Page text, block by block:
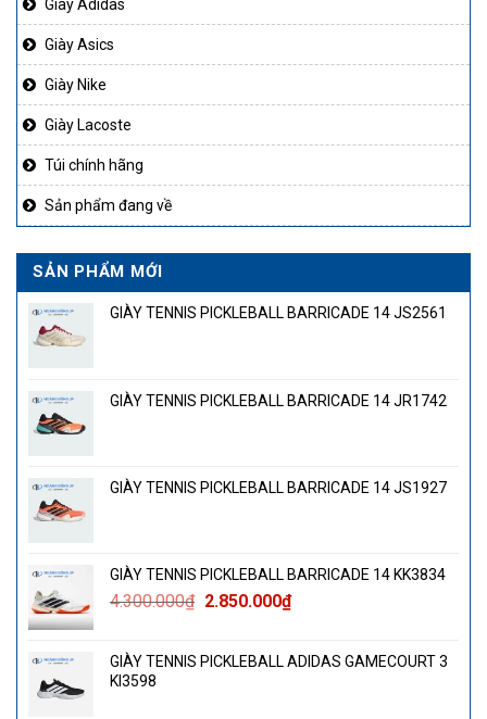
Giày Adidas
Giày Asics
Giày Nike
Giày Lacoste
Túi chính hãng
Sản phẩm đang về
SẢN PHẨM MỚI
GIÀY TENNIS PICKLEBALL BARRICADE 14 JS2561
GIÀY TENNIS PICKLEBALL BARRICADE 14 JR1742
GIÀY TENNIS PICKLEBALL BARRICADE 14 JS1927
GIÀY TENNIS PICKLEBALL BARRICADE 14 KK3834
4.300.000₫ Giá
4.300.000₫.
2.850.000₫Giá
là:
GIÀY TENNIS PICKLEBALL ADIDAS GAMECOURT 3
KI3598